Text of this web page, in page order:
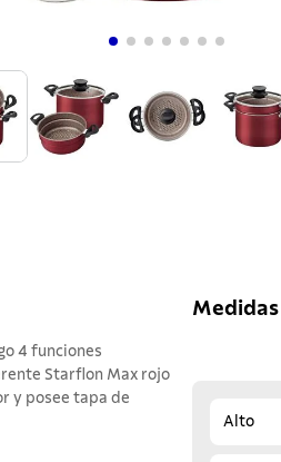
4 funciones
Starflon Max rojo
y posee tapa de
Medidas
Alto